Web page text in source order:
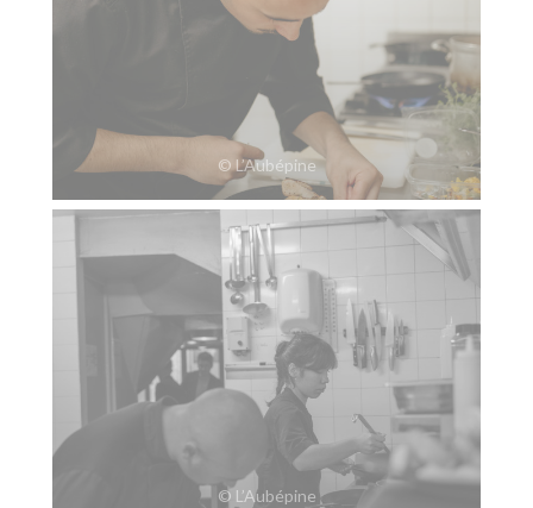
© L’Aubépine
© L’Aubépine